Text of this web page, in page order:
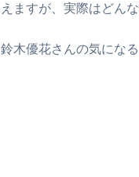
えますが、実際はどん
鈴木優花さんの気にな